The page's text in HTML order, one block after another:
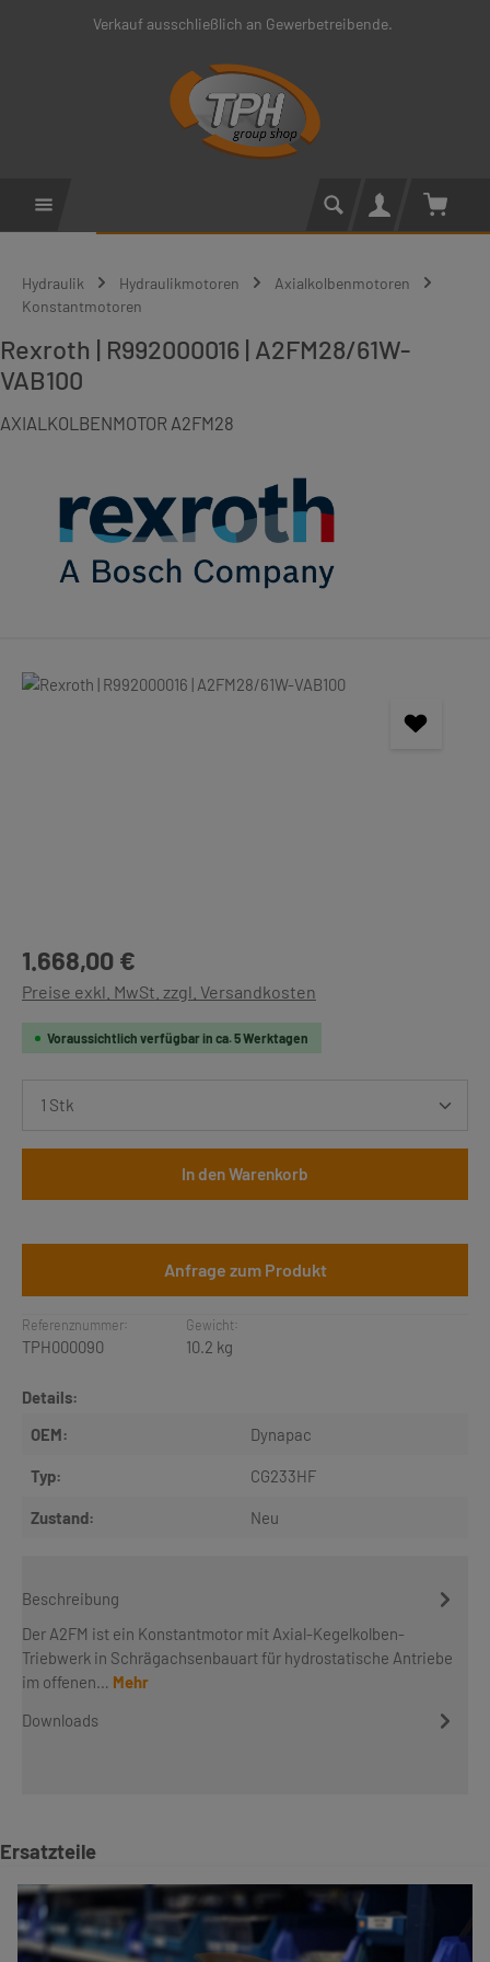
Zum Hauptinhalt springenVerkauf ausschließlich an Gewerbetreibende.
Hydraulik Hydraulikmotoren
Axialkolbenmotoren
Konstantmotoren
Rexroth | R992000016 | A2FM28/61W-
VAB100
AXIALKOLBENMOTOR A2FM28
Bildergalerie überspringen
Regulärer Preis:
1.668,00 €
Preise exkl. MwSt. zzgl. Versandkosten
Voraussichtlich verfügbar in ca. 5 Werktagen
In den Warenkorb
Anfrage zum Produkt
Referenznummer:
TPH000090
Gewicht:
10.2 kg
Details:
OEM:
Dynapac
Typ: CG233HF
Zustand: Neu
Beschreibung
Der A2FM ist ein Konstantmotor mit Axial-Kegelkolben-
Triebwerk in Schrägachsenbauart für hydrostatische Antriebe
im offenen… Mehr
Downloads
Produktgalerie überspringen
Ersatzteile